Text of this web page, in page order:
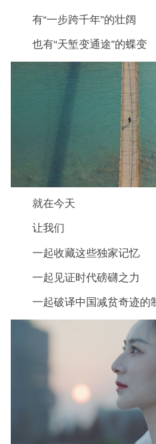
有“一步跨千年”的壮阔
也有“天堑变通途”的蝶变
就在今天
让我们
一起收藏这些独家记忆
一起见证时代磅礴之力
一起破译中国减贫奇迹的